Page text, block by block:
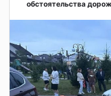
обстоятельства